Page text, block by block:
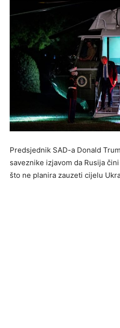
Predsjednik SAD-a Donald
saveznike izjavom da Rusija
što ne planira zauzeti cijelu